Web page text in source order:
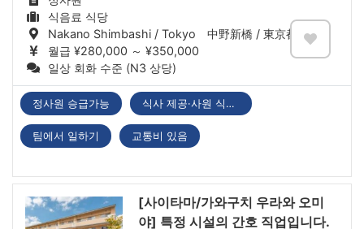
식음료 식당
Nakano Shimbashi / Tokyo 中野新橋 / 東京都
월급 ¥280,000 ～ ¥350,000
일상 회화 수준 (N3 상당)
정사원 승급가능 식사 제공·사원 식당 있음
팀에서 일하기 교통비 있음
[사이타마/가와구치 우라와 오미
야] 특정 시설의 간호 직업입니다.